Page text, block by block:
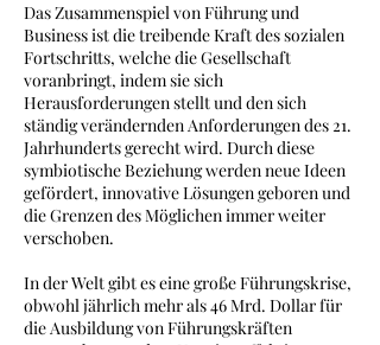
Das Zusammenspiel von Führung und
Business ist die treibende Kraft des sozialen
Fortschritts, welche die Gesellschaft
voranbringt, indem sie sich
Herausforderungen stellt und den sich
ständig verändernden Anforderungen des 21.
Jahrhunderts gerecht wird. Durch diese
symbiotische Beziehung werden neue Ideen
gefördert, innovative Lösungen geboren und
die Grenzen des Möglichen immer weiter
verschoben.
In der Welt gibt es eine große Führungskrise,
obwohl jährlich mehr als 46 Mrd. Dollar für
die Ausbildung von Führungskräften